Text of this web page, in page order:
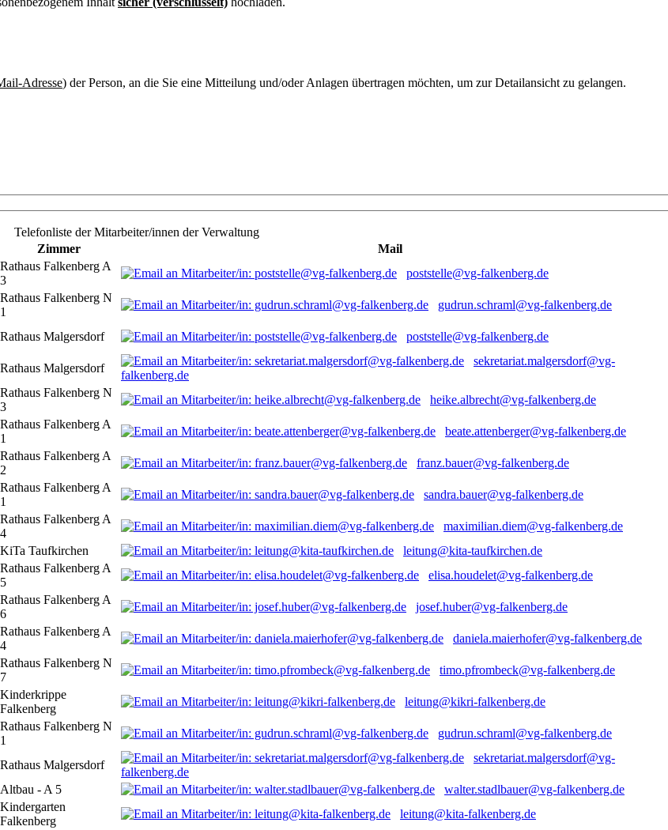
Adresse) der Person, an die Sie eine Mitteilung und/oder Anlagen übertragen möchten, um zur Detailansicht zu gelangen.
Telefonliste der Mitarbeiter/innen der Verwaltung
Zimmer
Mail
Rathaus Falkenberg A
3
poststelle@vg-falkenberg.de
Rathaus Falkenberg N
1
gudrun.schraml@vg-falkenberg.de
Rathaus Malgersdorf poststelle@vg-falkenberg.de
Rathaus Malgersdorf
sekretariat.malgersdorf@vg-
falkenberg.de
Rathaus Falkenberg N
3
heike.albrecht@vg-falkenberg.de
Rathaus Falkenberg A
1
beate.attenberger@vg-falkenberg.de
Rathaus Falkenberg A
2
franz.bauer@vg-falkenberg.de
Rathaus Falkenberg A
1
sandra.bauer@vg-falkenberg.de
Rathaus Falkenberg A
4
maximilian.diem@vg-falkenberg.de
KiTa Taufkirchen
leitung@kita-taufkirchen.de
Rathaus Falkenberg A
5
elisa.houdelet@vg-falkenberg.de
Rathaus Falkenberg A
6
josef.huber@vg-falkenberg.de
Rathaus Falkenberg A
4
daniela.maierhofer@vg-falkenberg.de
Rathaus Falkenberg N
7
timo.pfrombeck@vg-falkenberg.de
Kinderkrippe
Falkenberg
leitung@kikri-falkenberg.de
Rathaus Falkenberg N
1
gudrun.schraml@vg-falkenberg.de
Rathaus Malgersdorf
sekretariat.malgersdorf@vg-
falkenberg.de
Altbau - A 5
walter.stadlbauer@vg-falkenberg.de
Kindergarten
Falkenberg
leitung@kita-falkenberg.de